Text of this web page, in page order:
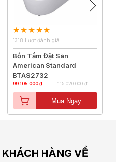
1318 Lượt đánh giá
Bồn Tắm Đặt Sàn
American Standard
BTAS2732
99.105.000 ₫ 115.020.000 ₫
Mua Ngay
HÀNG VỀ